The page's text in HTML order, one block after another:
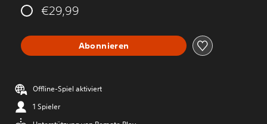
€29,99
Abonnieren
Offline-Spiel aktiviert
1 Spieler